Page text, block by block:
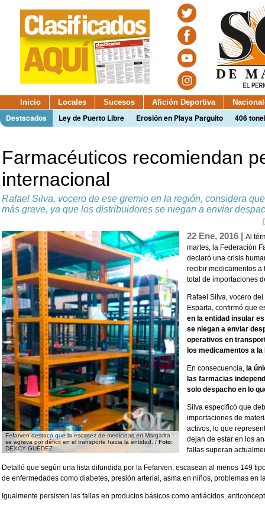
Inicio Locales Sucesos Afición Deportiva
Destacados Ley de Puerto Libre Erosión en Playa Parguito 406
Farmacéuticos recomiendan
internacional
Rafael Silva, vocero de ese gremio en la región, considera
más grave, ya que los distribuidores se niegan a enviar
Fefarven destacó que la escasez de medicinas en Margarita
se agrava por déficit en el transporte hacia la entidad. / Foto:
DEXCY GUÉDEZ
22 Ene, 2016 |Al
martes, la Federación
declaró una crisis
recibir medicamentos a
total de importaciones
Rafael Silva, vocero
Esparta, confirmó que
en la entidad insular
se niegan a enviar
operativos en
los medicamentos a la
En consecuencia, la
las farmacias
solo despacho en lo
Silva especificó que
importaciones de
activos, lo que
dejan de estar en los
fallas superan
Detalló que según una lista difundida por la Fefarven, escasean al menos 149
de enfermedades como diabetes, presión arterial, asma en niños, problemas en
Igualmente persisten las fallas en productos básicos como antiácidos,